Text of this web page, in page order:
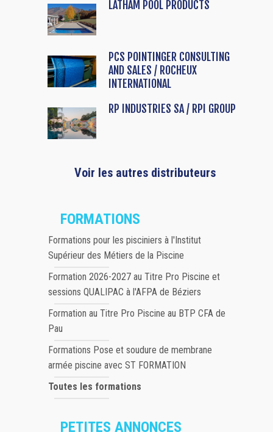
LATHAM POOL PRODUCTS
PCS POINTINGER CONSULTING
AND SALES / ROCHEUX
INTERNATIONAL
RP INDUSTRIES SA / RPI GROUP
Voir les autres distributeurs
FORMATIONS
Formations pour les pisciniers à l'Institut
Supérieur des Métiers de la Piscine
Formation 2026-2027 au Titre Pro Piscine et
sessions QUALIPAC à l'AFPA de Béziers
Formation au Titre Pro Piscine au BTP CFA de
Pau
Formations Pose et soudure de membrane
armée piscine avec ST FORMATION
Toutes les formations
PETITES ANNONCES